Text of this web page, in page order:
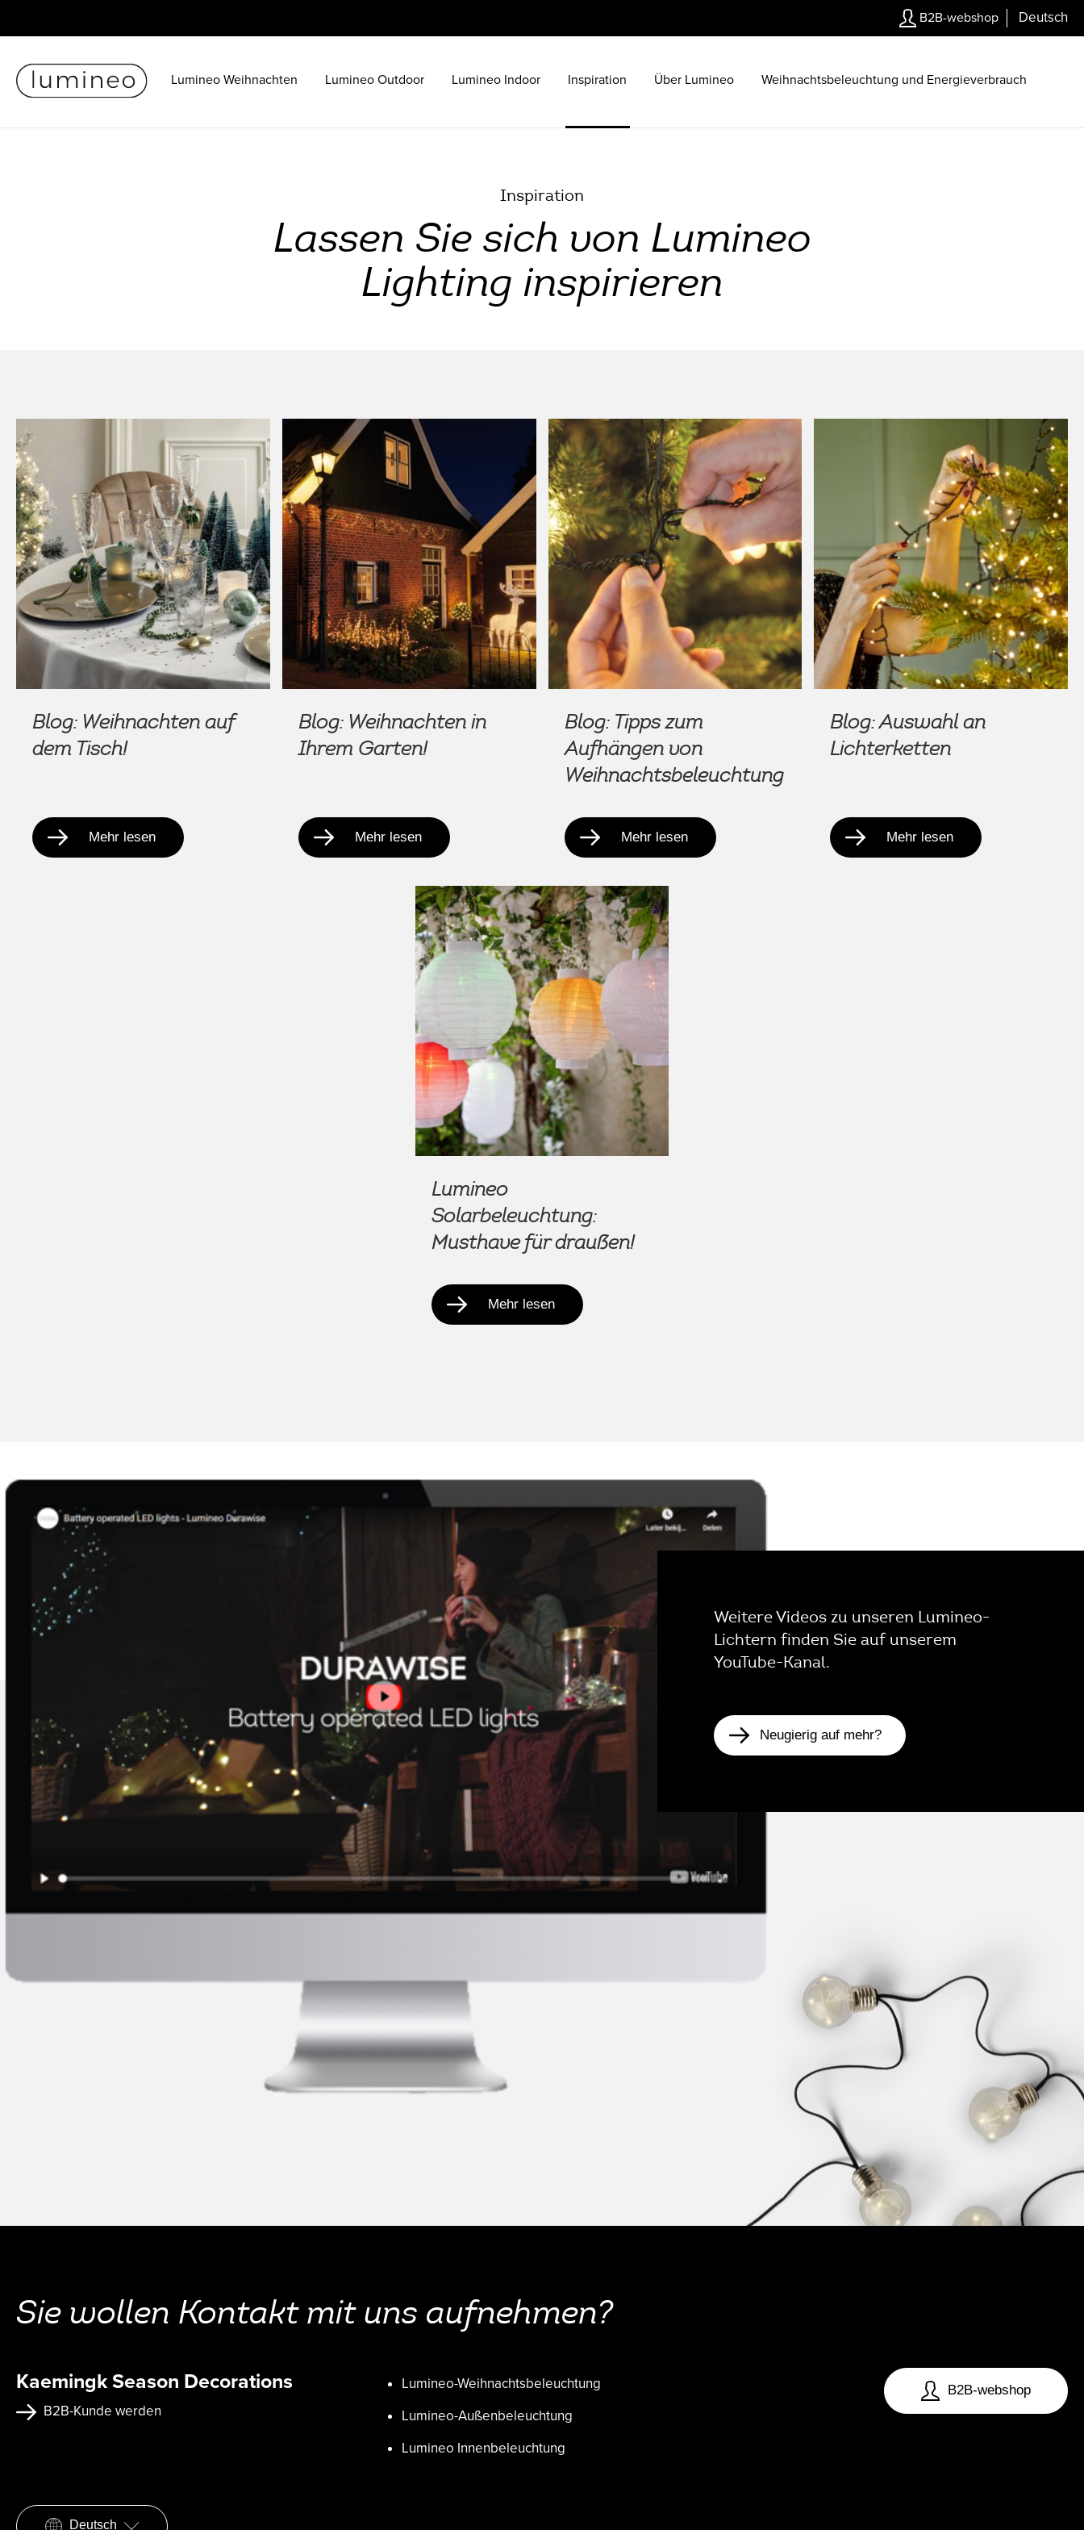
B2B-webshop Deutsch
Lumineo Weihnachten Lumineo Outdoor Lumineo Indoor Inspiration Über Lumineo Weihnachtsbeleuchtung und Energieverbrauch
Inspiration
Lassen Sie sich von Lumineo
Lighting inspirieren
Blog: Weihnachten auf
dem Tisch!
Mehr lesen
Blog: Weihnachten in
Ihrem Garten!
Mehr lesen
Blog: Tipps zum
Aufhängen von
Weihnachtsbeleuchtung
Mehr lesen
Blog: Auswahl an
Lichterketten
Mehr lesen
Lumineo
Solarbeleuchtung:
Musthave für draußen!
Mehr lesen
Weitere Videos zu unseren Lumineo-
Lichtern finden Sie auf unserem
YouTube-Kanal.
Neugierig auf mehr?
Sie wollen Kontakt mit uns aufnehmen?
Kaemingk Season Decorations
B2B-Kunde werden
Lumineo-Weihnachtsbeleuchtung
Lumineo-Außenbeleuchtung
Lumineo Innenbeleuchtung
B2B-webshop
Deutsch